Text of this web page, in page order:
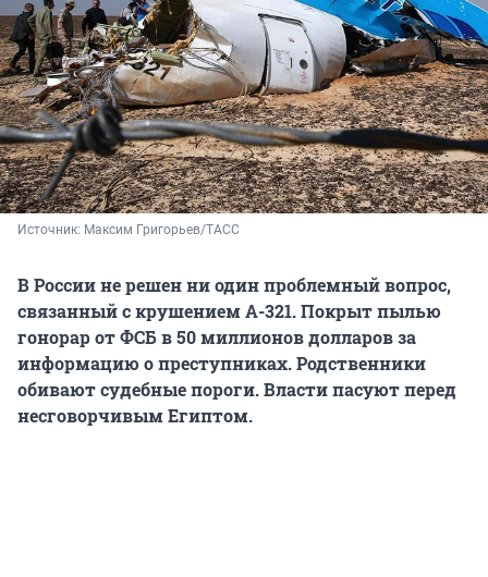
Источник: Максим Григорьев/ТАСС
В России не решен ни один проблемный вопрос,
связанный с крушением А-321. Покрыт пылью
гонорар от ФСБ в 50 миллионов долларов за
информацию о преступниках. Родственники
обивают судебные пороги. Власти пасуют перед
несговорчивым Египтом.